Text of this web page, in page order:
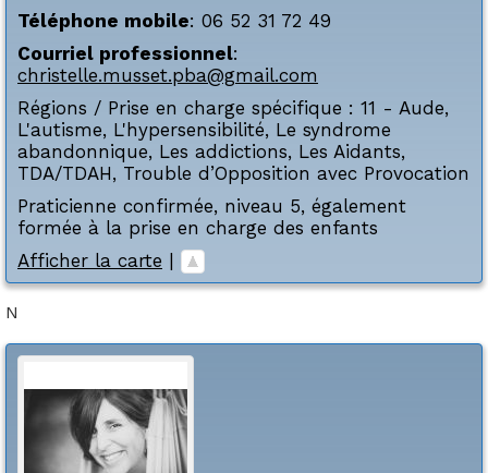
Téléphone mobile: 06 52 31 72 49
Courriel professionnel:
christelle.musset.pba@gmail.com
Régions / Prise en charge spécifique : 11 - Aude,
L'autisme, L'hypersensibilité, Le syndrome
abandonnique, Les addictions, Les Aidants,
TDA/TDAH, Trouble d’Opposition avec Provocation
Praticienne confirmée, niveau 5, également
formée à la prise en charge des enfants
Afficher la carte |
N